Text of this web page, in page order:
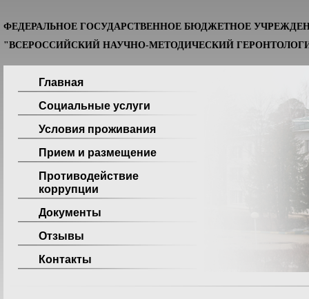
ФЕДЕРАЛЬНОЕ ГОСУДАРСТВЕННОЕ БЮДЖЕТНОЕ
"ВСЕРОССИЙСКИЙ НАУЧНО-МЕТОДИЧЕСКИЙ
Главная
Социальные услуги
Условия проживания
Прием и размещение
Противодействие
коррупции
Документы
Отзывы
Контакты